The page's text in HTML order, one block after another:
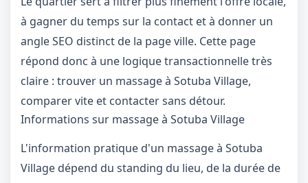
à gagner du temps sur la contact et à donner un
angle SEO distinct de la page ville. Cette page
répond donc à une logique transactionnelle très
claire : trouver un massage à Sotuba Village,
comparer vite et contacter sans détour.
Informations sur massage à Sotuba Village
L'information pratique d'un massage à Sotuba
Village dépend du standing du lieu, de la durée de